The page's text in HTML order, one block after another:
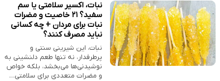
نبات، اکسیر سلامتی یا سم
سفید؟ ۲۱ خاصیت و مضرات
نبات برای مردان + چه کسانی
نباید مصرف کنند؟
نبات، این شیرینی سنتی و
پرطرفدار، نه تنها طعم دلنشینی به
نوشیدنی‌ها می‌بخشد، بلکه خواص
و مضرات متعددی برای سلامتی…